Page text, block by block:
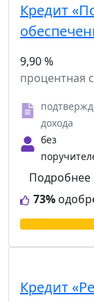
Кредит
9,90 %
процентная
дохода
без
73%
Подробнее
Кредит